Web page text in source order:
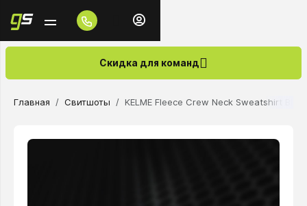
Скидка для команд
Главная Свитшоты KELME Fleece Crew Neck Sweatshirt Black